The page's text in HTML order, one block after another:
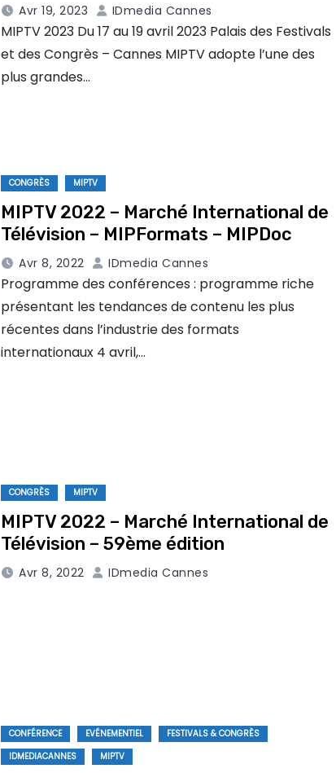
Avr 19, 2023 IDmedia Cannes
MIPTV 2023 Du 17 au 19 avril 2023 Palais des Festivals
et des Congrès – Cannes MIPTV adopte l’une des
plus grandes…
CONGRÈS MIPTV
MIPTV 2022 – Marché International de
Télévision – MIPFormats – MIPDoc
Avr 8, 2022 IDmedia Cannes
Programme des conférences : programme riche
présentant les tendances de contenu les plus
récentes dans l’industrie des formats
internationaux 4 avril,…
CONGRÈS MIPTV
MIPTV 2022 – Marché International de
Télévision – 59ème édition
Avr 8, 2022 IDmedia Cannes
CONFÉRENCE EVÉNEMENTIEL
FESTIVALS & CONGRÈS
IDMEDIACANNES
MIPTV